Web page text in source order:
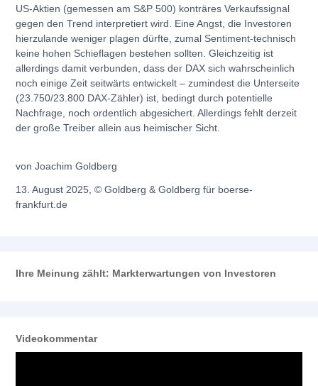
US-Aktien (gemessen am S&P 500) konträres Verkaufssignal
gegen den Trend interpretiert wird. Eine Angst, die Investoren
hierzulande weniger plagen dürfte, zumal Sentiment-technisch
keine hohen Schieflagen bestehen sollten. Gleichzeitig ist
allerdings damit verbunden, dass der DAX sich wahrscheinlich
noch einige Zeit seitwärts entwickelt – zumindest die Unterseite
(23.750/23.800 DAX-Zähler) ist, bedingt durch potentielle
Nachfrage, noch ordentlich abgesichert. Allerdings fehlt derzeit
der große Treiber allein aus heimischer Sicht.
von Joachim Goldberg
13. August 2025, © Goldberg & Goldberg für boerse-
frankfurt.de
Ihre Meinung zählt: Markterwartungen von Investoren
Videokommentar